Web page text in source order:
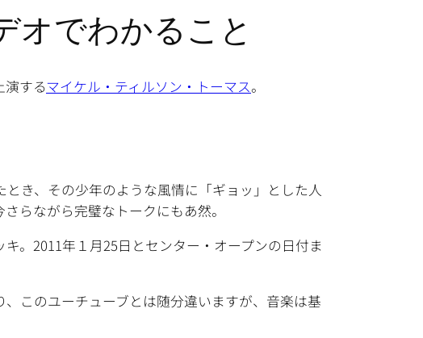
オでわかること
演するマイケル・ティルソン・トーマス。
き、その少年のような風情に「ギョッ」とした人
らながら完璧なトークにもあ然。
。2011年１月25日とセンター・オープンの日付ま
このユーチューブとは随分違いますが、音楽は基